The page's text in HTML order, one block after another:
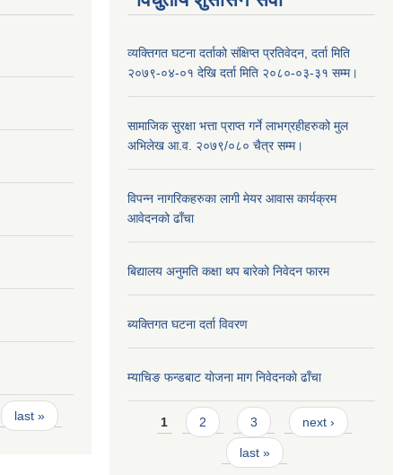
last »
व्यक्तिगत घटना दर्ताको संक्षिप्त प्रतिवेदन, दर्ता मिति
२०७९-०४-०१ देखि दर्ता मिति २०८०-०३-३१ सम्म।
सामाजिक सुरक्षा भत्ता प्राप्त गर्ने लाभग्रहीहरुको मुल
अभिलेख आ.व. २०७९/०८० चैत्र सम्म।
विपन्न नागरिकहरुका लागी मेयर आवास कार्यक्रम
आवेदनको ढाँचा
बिद्यालय अनुमति कक्षा थप बारेकाे निवेदन फारम
ब्यक्तिगत घटना दर्ता विवरण
म्याचिङ फन्डबाट याेजना माग निवेदनकाे ढाँचा
Pages
1 2 3 next ›
last »